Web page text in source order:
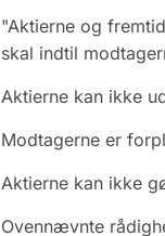
"Aktierne og
skal indtil
Aktierne kan ikke
Modtagerne er
Aktierne kan ikke
Ovennævnte